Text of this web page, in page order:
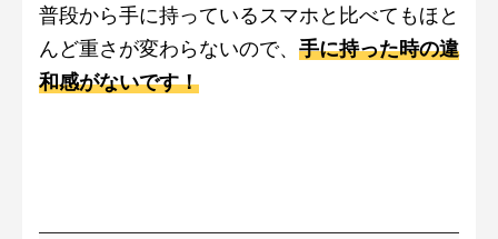
普段から手に持っているスマホと比べてもほと
んど重さが変わらないので、 手に持った時の違
和感がないです！